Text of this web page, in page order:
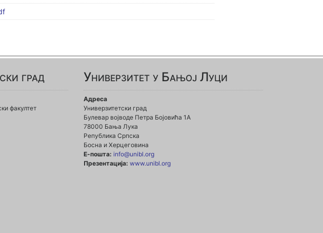
град
факултет
Универзитет у Бањој Луци
Адреса
Универзитетски град
Булевар војводе Петра Бојовића 1А
78000 Бања Лука
Република Српска
Босна и Херцеговина
Е-пошта: info@unibl.org
Презентација: www.unibl.org